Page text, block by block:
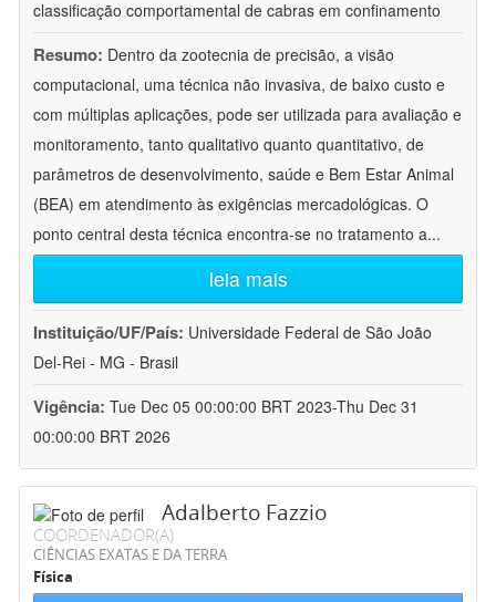
classificação comportamental de cabras em confinamento
Resumo: Dentro da zootecnia de precisão, a visão
computacional, uma técnica não invasiva, de baixo custo e
com múltiplas aplicações, pode ser utilizada para avaliação e
monitoramento, tanto qualitativo quanto quantitativo, de
parâmetros de desenvolvimento, saúde e Bem Estar Animal
(BEA) em atendimento às exigências mercadológicas. O
ponto central desta técnica encontra-se no tratamento a...
leia mais
Instituição/UF/País: Universidade Federal de São João
Del-Rei - MG - Brasil
Vigência: Tue Dec 05 00:00:00 BRT 2023-Thu Dec 31
00:00:00 BRT 2026
Adalberto Fazzio
COORDENADOR(A)
CIÊNCIAS EXATAS E DA TERRA
Física